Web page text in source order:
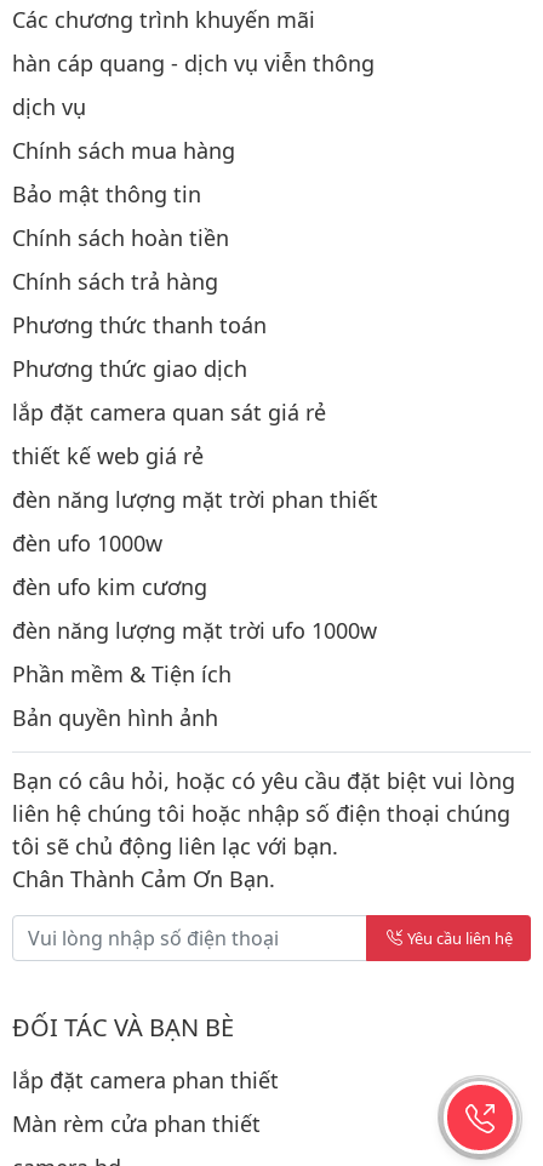
Các chương trình khuyến mãi
hàn cáp quang - dịch vụ viễn thông
dịch vụ
Chính sách mua hàng
Bảo mật thông tin
Chính sách hoàn tiền
Chính sách trả hàng
Phương thức thanh toán
Phương thức giao dịch
lắp đặt camera quan sát giá rẻ
thiết kế web giá rẻ
đèn năng lượng mặt trời phan thiết
đèn ufo 1000w
đèn ufo kim cương
đèn năng lượng mặt trời ufo 1000w
Phần mềm & Tiện ích
Bản quyền hình ảnh
Bạn có câu hỏi, hoặc có yêu cầu đặt biệt vui lòng
liên hệ chúng tôi hoặc nhập số điện thoại chúng
tôi sẽ chủ động liên lạc với bạn.
Chân Thành Cảm Ơn Bạn.
Yêu cầu liên hệ
ĐỐI TÁC VÀ BẠN BÈ
lắp đặt camera phan thiết
Màn rèm cửa phan thiết